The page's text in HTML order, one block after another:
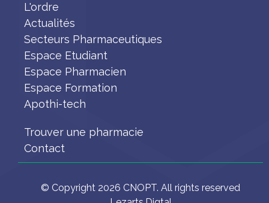
L'ordre
Actualités
Secteurs Pharmaceutiques
Espace Etudiant
Espace Pharmacien
Espace Formation
Apothi-tech
Trouver une pharmacie
Contact
© Copyright 2026 CNOPT. All rights reserved